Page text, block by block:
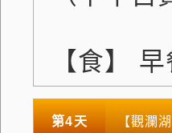
【食】
第4天 【觀瀾